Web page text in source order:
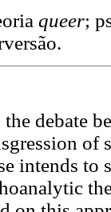
queer;
debate
of
intends to